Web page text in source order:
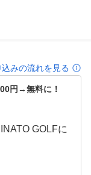
込みの流れを見る
円→無料に！
GOLFに